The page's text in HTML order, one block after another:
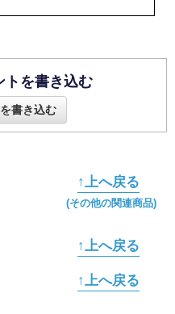
を書き込む
書き込む
↑上へ戻る
(その他の関連商品)
↑上へ戻る
↑上へ戻る